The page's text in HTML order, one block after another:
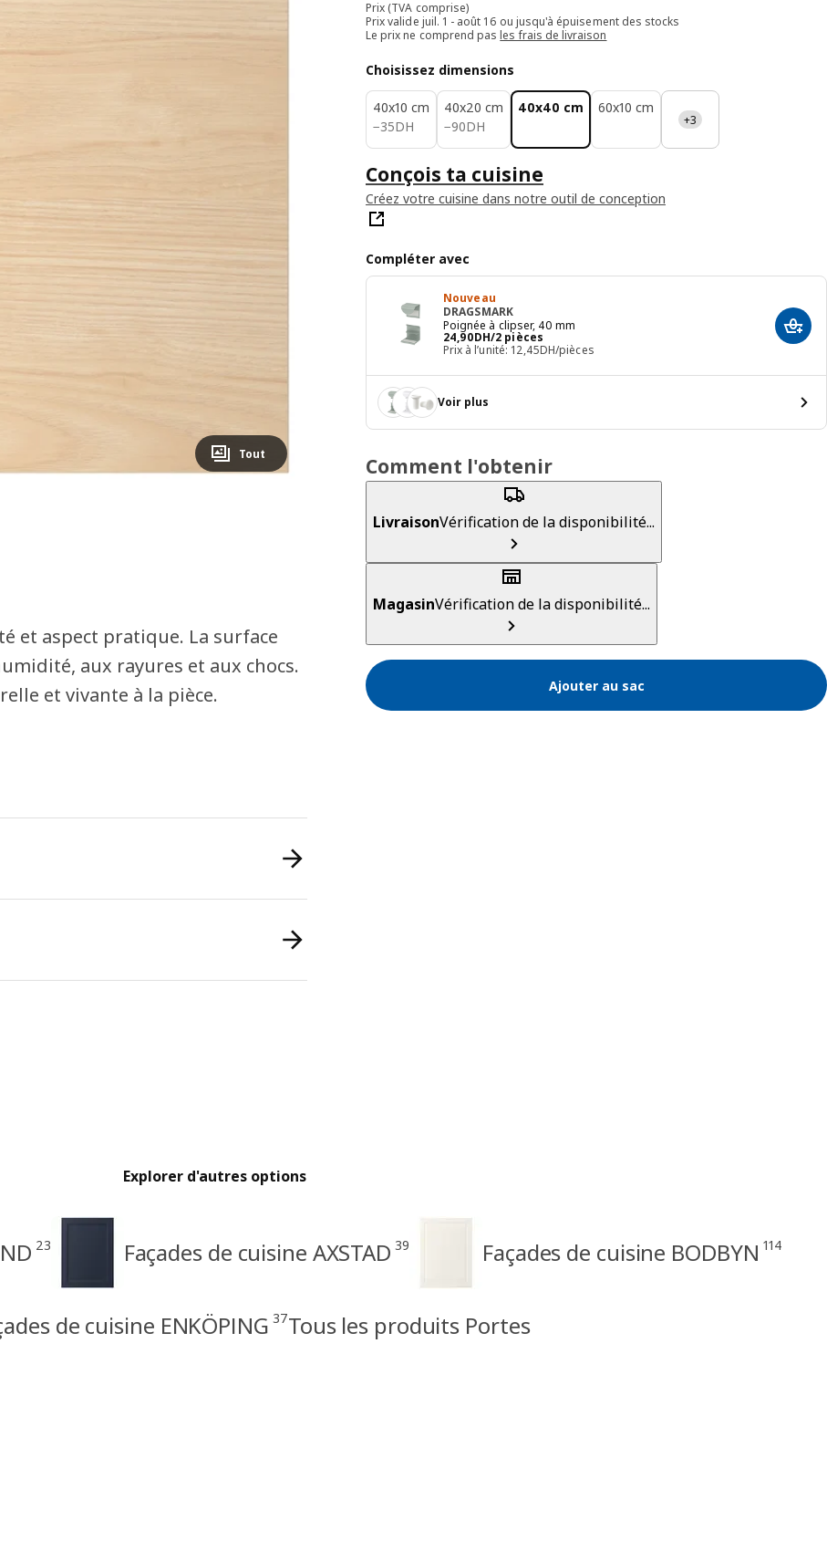
Tout
Prix (TVA comprise)
Prix valide juil. 1 - août 16 ou jusqu'à épuisement des stocks
Le prix ne comprend pasles frais de livraison
Choisissez dimensions
40x10 cm
−35DH
35DH
40x20 cm
−90DH
90DH
40x40 cm 60x10 cm
+3
Conçois ta cuisine
Créez votre cuisine dans notre outil de conception
Compléter avec
Nouveau
DRAGSMARK
Poignée à clipser, 40 mm
24,90DH/2 pièces
24,90DH/2 pièces
Prix à l’unité: 12,45DH/pièces
Voir plus
Comment l'obtenir
LivraisonVérification de la disponibilité...
MagasinVérification de la disponibilité...
Ajouter au sac
et aspect pratique. La surface
aux rayures et aux chocs.
et vivante à la pièce.
Explorer d'autres options
23 Façades de cuisine AXSTAD 39 Façades de cuisine BODBYN 114
de cuisine ENKÖPING 37Tous les produits Portes